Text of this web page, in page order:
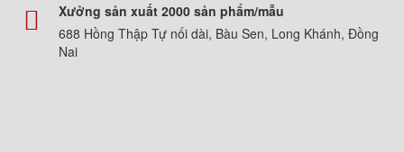
Xưởng sản xuất 2000 sản phẩm/mẫu
688 Hồng Thập Tự nối dài, Bàu Sen, Long Khánh, Đồng
Nai